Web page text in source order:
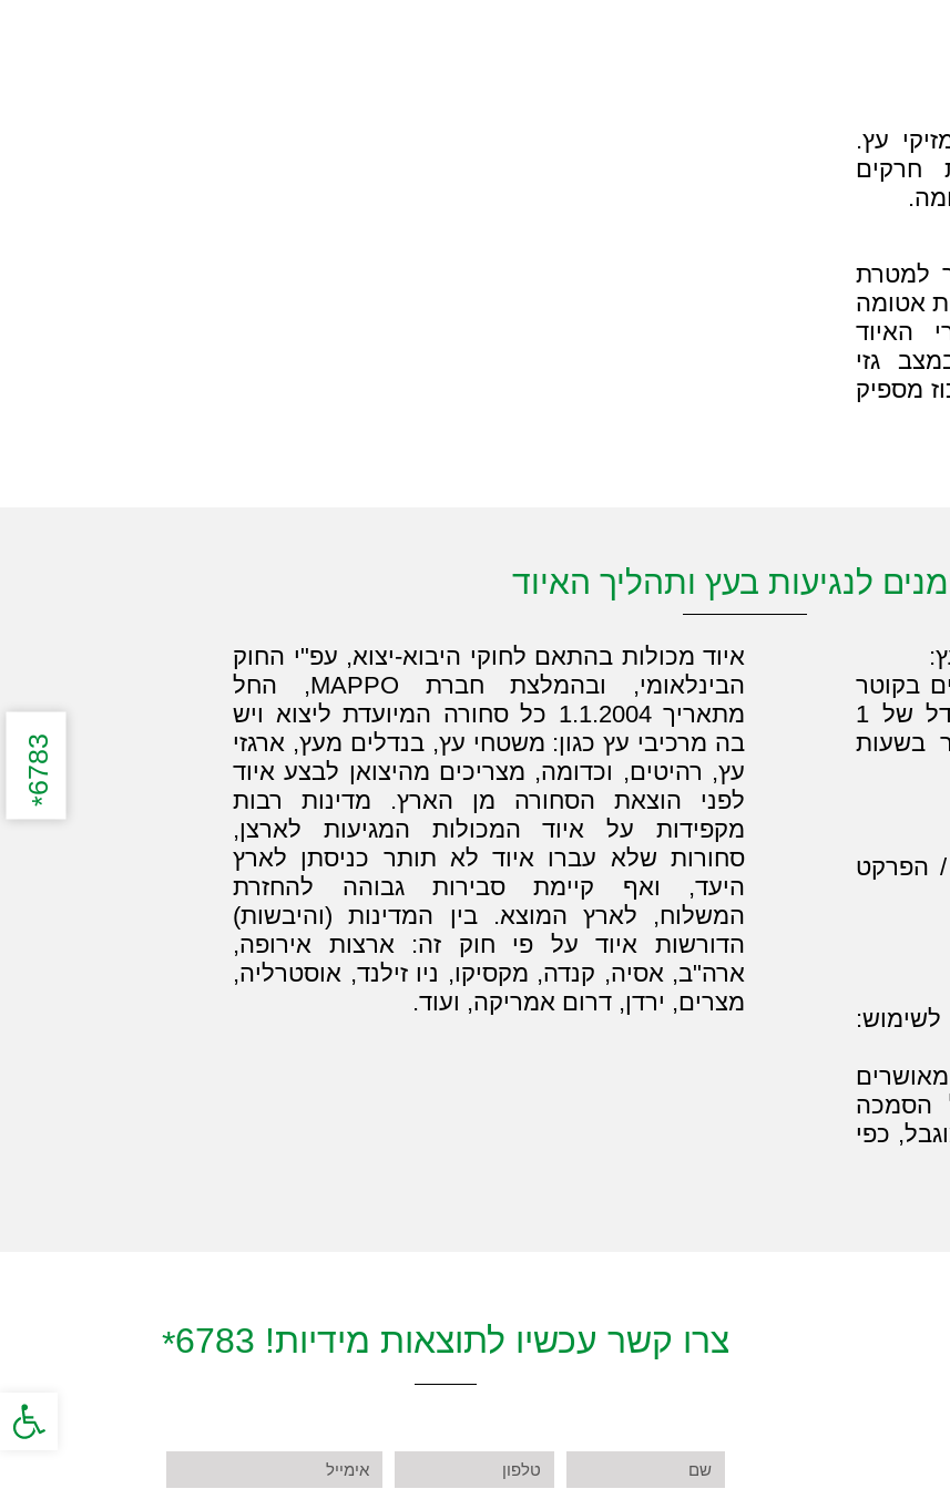
עץ.
חרקים
למטרת
אטומה
האיוד
גזי
מספיק
לנגיעות בעץ ותהליך האיוד
בקוטר
של 0.5 מילמטר, או חור אליפטי עד גודל של 1
בשעות
/ הפרקט
לשימוש:
הסמכה
כפי
איוד מכולות בהתאם לחוקי היבוא-יצוא, עפ"י החוק
הבינלאומי, ובהמלצת חברת MAPPO, החל
מתאריך 1.1.2004 כל סחורה המיועדת ליצוא ויש
בה מרכיבי עץ כגון: משטחי עץ, בנדלים מעץ, ארגזי
עץ, רהיטים, וכדומה, מצריכים מהיצואן לבצע איוד
לפני הוצאת הסחורה מן הארץ. מדינות רבות
מקפידות על איוד המכולות המגיעות לארצן,
סחורות שלא עברו איוד לא תותר כניסתן לארץ
היעד, ואף קיימת סבירות גבוהה להחזרת
המשלוח, לארץ המוצא. בין המדינות (והיבשות)
הדורשות איוד על פי חוק זה: ארצות אירופה,
ארה"ב, אסיה, קנדה, מקסיקו, ניו זילנד, אוסטרליה,
מצרים, ירדן, דרום אמריקה, ועוד.
צרו קשר עכשיו לתוצאות מידיות! 6783 *
ם
ל
י
6783
*
פתח